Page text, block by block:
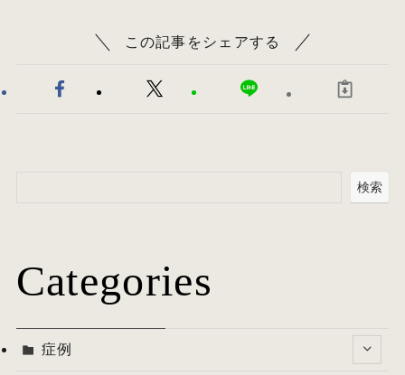
この記事をシェアする
検索
Categories
症例